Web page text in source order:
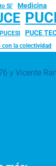
Si’ Medicina
PUCESI PUCE
la colectividad
y Vicente